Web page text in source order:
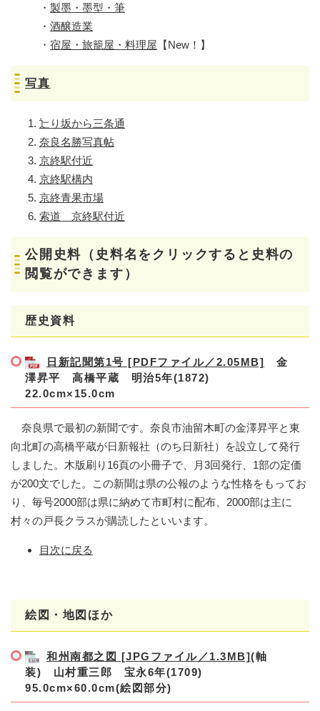
・ 製墨・墨型・筆
・ 酒醸造業
・ 宿屋・旅籠屋・料理屋 【New！】
写真
辷り坂から三条通
奈良名勝写真帖
京終駅付近
京終駅構内
京終青果市場
索道 京終駅付近
公開史料（史料名をクリックすると史料の
閲覧ができます）
歴史資料
日新記聞第1号 [PDFファイル／2.05MB] 金
澤昇平 高橋平蔵 明治5年(1872)
22.0cm×15.0cm
奈良県で最初の新聞です。奈良市油留木町の金澤昇平と東
向北町の高橋平蔵が日新報社（のち日新社）を設立して発行
しました。木版刷り16頁の小冊子で、月3回発行、1部の定価
が200文でした。この新聞は県の公報のような性格をもってお
り、毎号2000部は県に納めて市町村に配布、2000部は主に
村々の戸長クラスが購読したといいます。
目次に戻る
絵図・地図ほか
和州南都之図 [JPGファイル／1.3MB](軸
装) 山村重三郎 宝永6年(1709)
95.0cm×60.0cm(絵図部分)